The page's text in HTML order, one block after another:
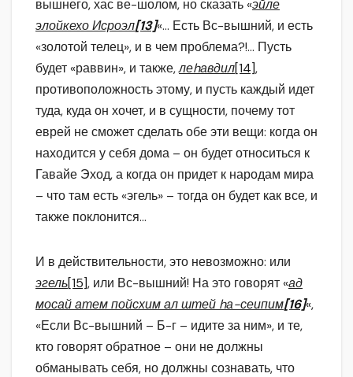
вышнего, хас ве-шолом, но сказать «эйле
элойкехо Исроэл[13]«… Есть Вс-вышний, и есть
«золотой телец», и в чем проблема?!… Пусть
будет «раввин», и также,леhавдил[14],
противоположность этому, и пусть каждый идет
туда, куда он хочет, и в сущности, почему тот
еврей не сможет сделать обе эти вещи: когда он
находится у себя дома – он будет относиться к
Гавайе Эход, а когда он придет к народам мира
– что там есть «эгель» – тогда он будет как все, и
также поклонится…
И в действительности, это невозможно: или
эгель[15], или Вс-вышний! На это говорят «ад
мосай атем пойсхим ал штей hа-сеипим[16]«,
«Если Вс-вышний – Б-г – идите за ним», и те,
кто говорят обратное – они не должны
обманывать себя, но должны сознавать, что